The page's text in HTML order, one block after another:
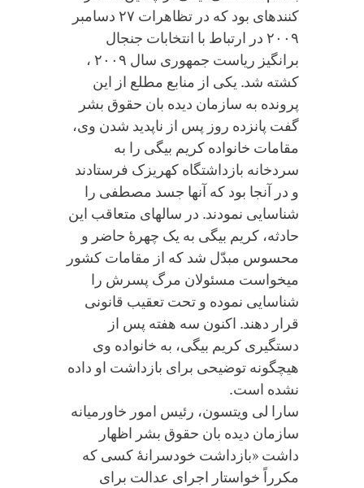
کننده‏ای بود که در تظاهرات ۲۷ دسامبر
۲۰۰۹ در ارتباط با انتخابات جنجال
برانگیز ریاست جمهوری سال ۲۰۰۹ ،
کشته شد. یکی از منابع مطلع از این
پرونده به سازمان دیده بان حقوق بشر
گفت پانزده روز پس از ناپدید شدن وی،
مقامات خانواده کریم بیگی را به
سردخانه بازداشتگاه کهریزک فرستادند
و در آنجا بود که آنها جسد مصطفی را
شناسایی نمودند. در سال‏های متعاقب این
حادثه، کریم بیگی به یک چهرۀ حاضر و
محسوس مبدّل شد که از مقامات کشور
می‏خواست مسئولان مرگ پسرش را
شناسایی نموده و تحت تعقیب قانونی
قرار دهند. اکنون سه هفته پس از
دستگیری کریم بیگی، به خانواده وی
هیچگونه توضیحی برای بازداشت او داده
نشده است.
سارا لی ویتسون، رئیس امور خاورمیانه
سازمان دیده بان حقوق بشر اظهار
داشت «بازداشت خودسرانۀ کسی که
مکرراً خواستار اجرای عدالت برای